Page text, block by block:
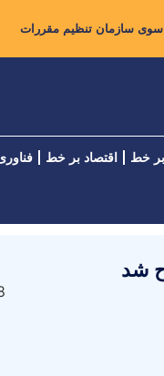
خط اقتصاد بر خط